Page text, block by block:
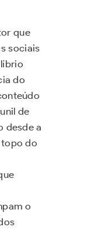
que
sociais
do
de
desde a
do
o